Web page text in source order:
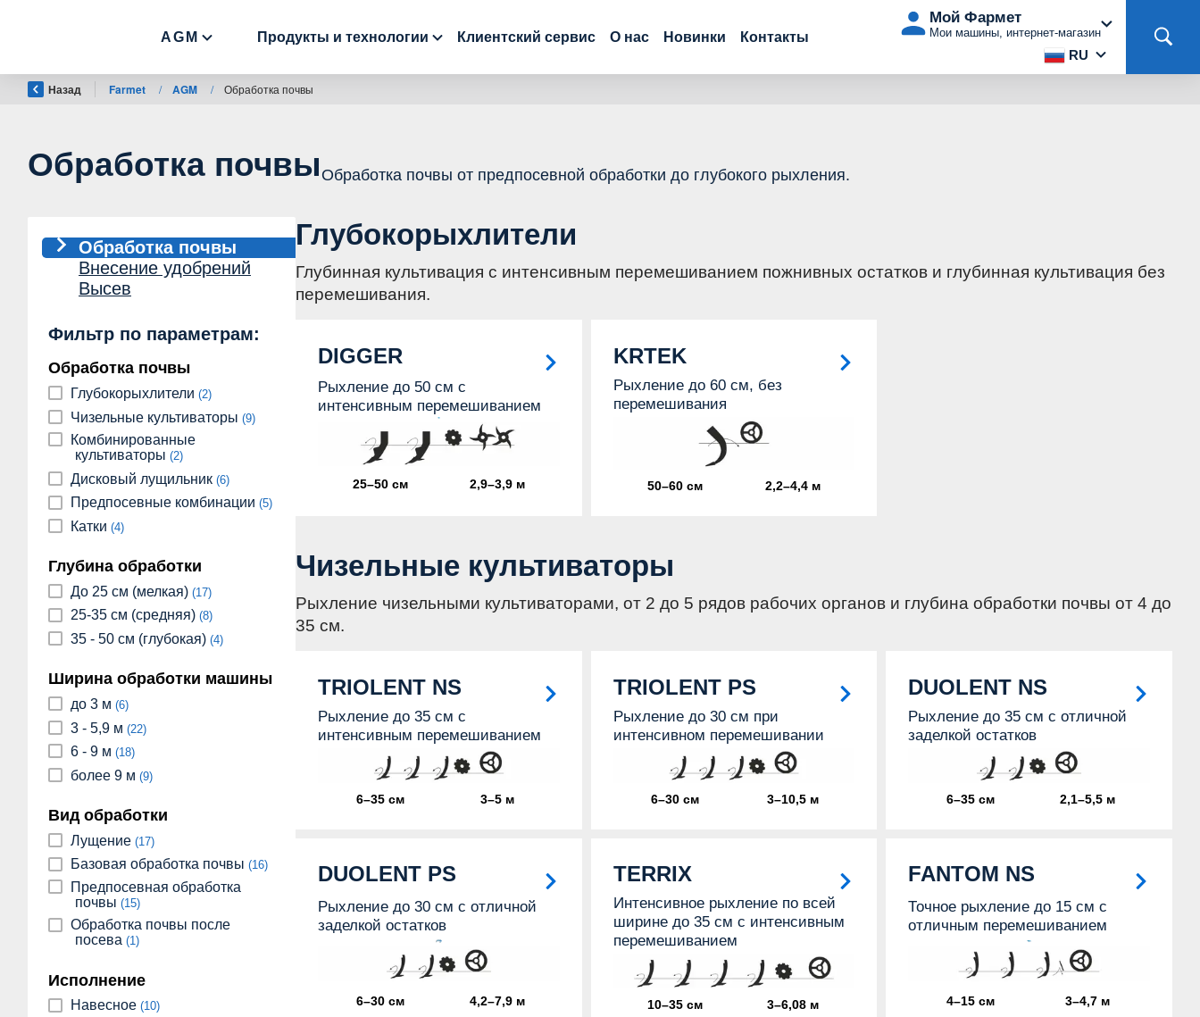
AGM Продукты и технологии Клиентский сервис О нас Новинки
Контакты
RU
Мой Фармет
Мои машины, интернет-магазин
Назад Farmet / AGM / Обработка почвы
Обработка почвыОбработка почвы от предпосевной обработки до глубокого рыхления.
Обработка почвы
Внесение удобрений
Высев
Фильтр по параметрам:
Обработка почвы
Глубокорыхлители (2)
Чизельные культиваторы (9)
Комбинированные
культиваторы (2)
Дисковый лущильник (6)
Предпосевные комбинации (5)
Катки (4)
Глубина обработки
До 25 см (мелкая) (17)
25-35 см (средняя) (8)
35 - 50 см (глубокая) (4)
Ширина обработки машины
до 3 м (6)
3 - 5,9 м (22)
6 - 9 м (18)
более 9 м (9)
Вид обработки
Лущение (17)
Базовая обработка почвы (16)
Предпосевная обработка
почвы (15)
Обработка почвы после
посева (1)
Исполнение
Навесное (10)
Глубокорыхлители
Глубинная культивация с интенсивным перемешиванием пожнивных остатков и глубинная культивация без
перемешивания.
DIGGER
Рыхление до 50 см с
интенсивным перемешиванием
25–50 см 2,9–3,9 м
KRTEK
Рыхление до 60 см, без
перемешивания
50–60 см 2,2–4,4 м
Чизельные культиваторы
Рыхление чизельными культиваторами, от 2 до 5 рядов рабочих органов и глубина обработки почвы от 4 до
35 см.
TRIOLENT NS
Рыхление до 35 см с
интенсивным перемешиванием
6–35 см 3–5 м
TRIOLENT PS
Рыхление до 30 см при
интенсивном перемешивании
6–30 см 3–10,5 м
DUOLENT NS
Рыхление до 35 см с отличной
заделкой остатков
6–35 см 2,1–5,5 м
DUOLENT PS
Рыхление до 30 см с отличной
заделкой остатков
6–30 см 4,2–7,9 м
TERRIX
Интенсивное рыхление по всей
ширине до 35 см с интенсивным
перемешиванием
10–35 см 3–6,08 м
FANTOM NS
Точное рыхление до 15 см с
отличным перемешиванием
4–15 см 3–4,7 м